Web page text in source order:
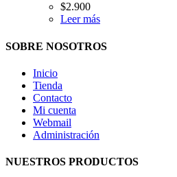
$2.900
Leer más
SOBRE NOSOTROS
Inicio
Tienda
Contacto
Mi cuenta
Webmail
Administración
NUESTROS PRODUCTOS